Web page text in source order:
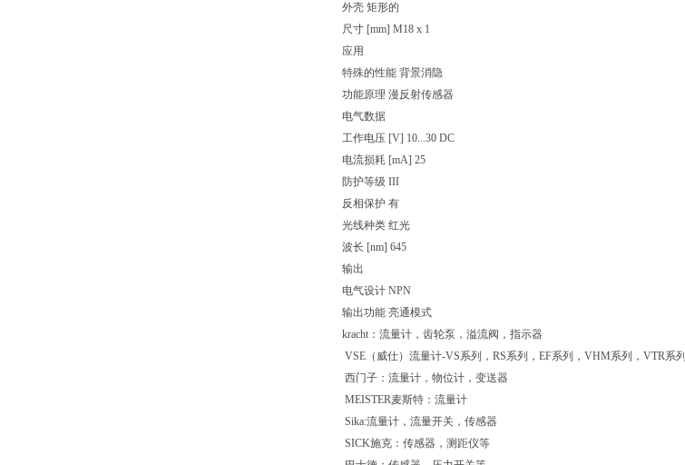
外壳 矩形的
尺寸 [mm] M18 x 1
应用
特殊的性能 背景消隐
功能原理 漫反射传感器
电气数据
工作电压 [V] 10...30 DC
电流损耗 [mA] 25
防护等级 III
反相保护 有
光线种类 红光
波长 [nm] 645
输出
电气设计 NPN
输出功能 亮通模式
kracht：流量计，齿轮泵，溢流阀，指示器
VSE（威仕）流量计-VS系列，RS系列，EF系列，VHM系列，VTR系列
西门子：流量计，物位计，变送器
MEISTER麦斯特：流量计
Sika:流量计，流量开关，传感器
SICK施克：传感器，测距仪等